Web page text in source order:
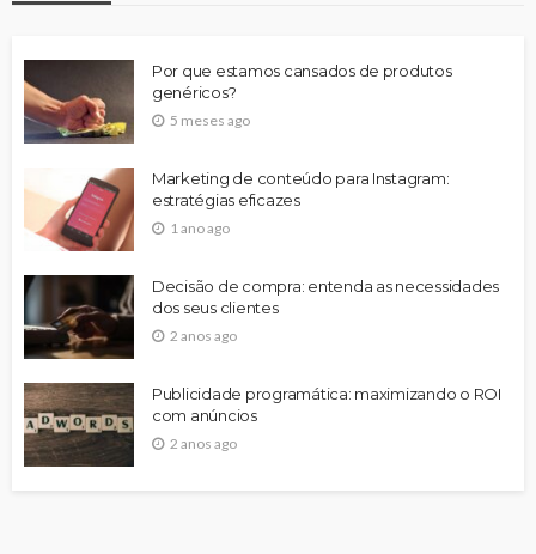
Por que estamos cansados de produtos
genéricos?
5 meses ago
Marketing de conteúdo para Instagram:
estratégias eficazes
1 ano ago
Decisão de compra: entenda as necessidades
dos seus clientes
2 anos ago
Publicidade programática: maximizando o ROI
com anúncios
2 anos ago